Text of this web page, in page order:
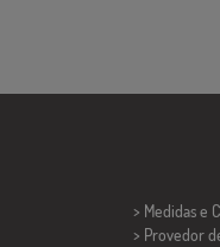
> Medidas e
> Provedor